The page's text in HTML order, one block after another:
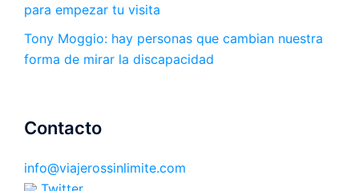
para empezar tu visita
Tony Moggio: hay personas que cambian nuestra
forma de mirar la discapacidad
Contacto
info@viajerossinlimite.com